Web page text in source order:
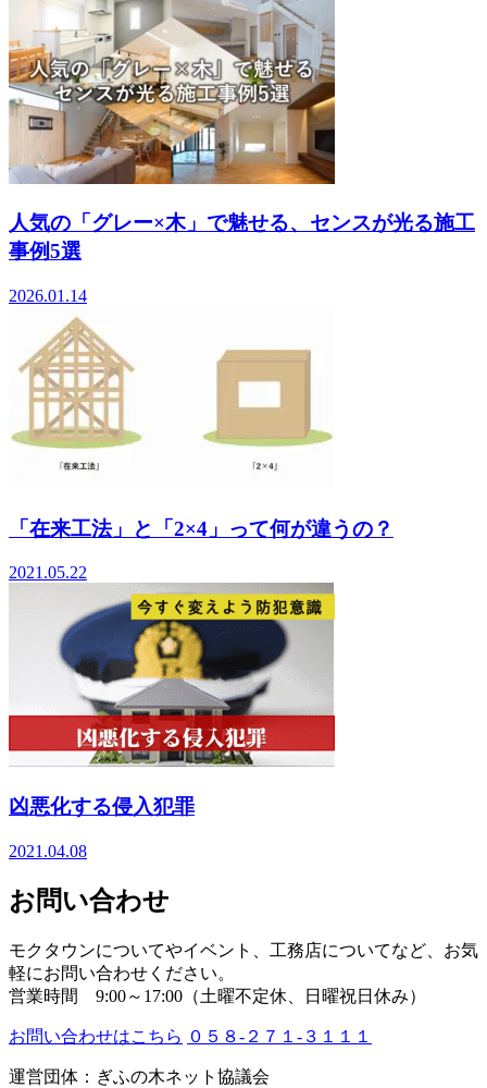
人気の「グレー×木」で魅せる、センスが光る施工
事例5選
2026.01.14
「在来工法」と「2×4」って何が違うの？
2021.05.22
凶悪化する侵入犯罪
2021.04.08
お問い合わせ
モクタウンについてやイベント、工務店についてなど、お気
軽にお問い合わせください。
営業時間 9:00～17:00（土曜不定休、日曜祝日休み）
お問い合わせはこちら ０５８-２７１-３１１１
運営団体：ぎふの木ネット協議会